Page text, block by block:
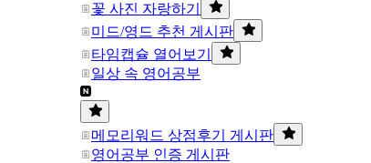
꽃 사진 자랑하기
미드/영드 추천 게시판
타임캡슐 열어보기
일상 속 영어공부
메모리워드 상점후기 게시판
영어공부 인증 게시판